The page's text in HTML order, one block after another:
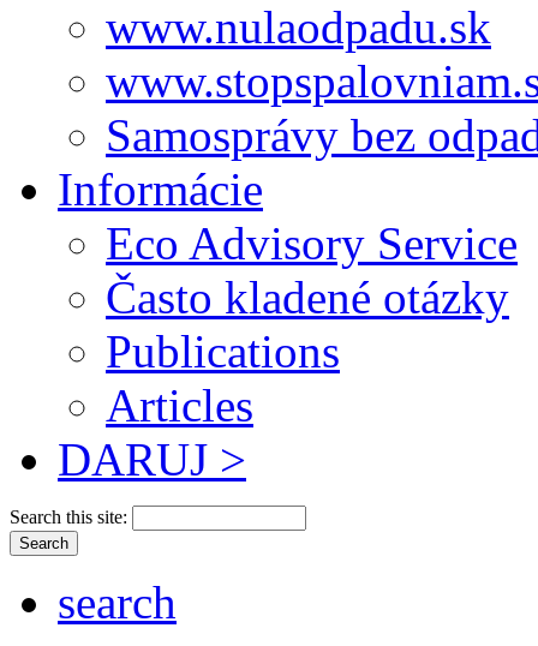
www.nulaodpadu.sk
Samosprávy bez
Informácie
Eco Advisory Service
Často kladené otázky
Publications
Articles
DARUJ >
Search this site:
search